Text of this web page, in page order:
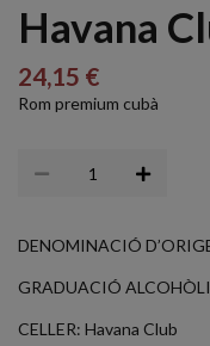
Havana
24,15 €
Rom premium cubà
DENOMINACIÓ
GRADUACIÓ
CELLER: Havana Club